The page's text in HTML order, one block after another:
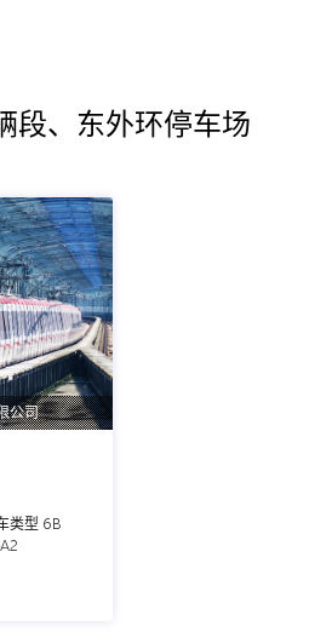
段、东外环停车场
公司
类型 6B